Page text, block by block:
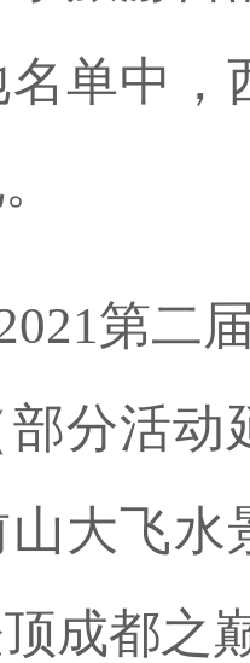
单中，
第二
分活动
大飞
成都之